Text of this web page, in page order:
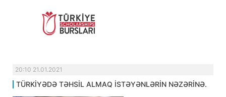
20:10 21.01.2021
TÜRKİYƏDƏ TƏHSİL ALMAQ İSTƏYƏNLƏRİN NƏZƏRİNƏ.